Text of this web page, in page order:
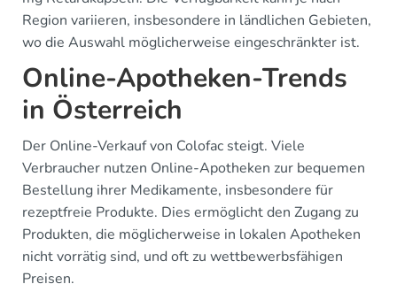
Region variieren, insbesondere in ländlichen Gebieten,
wo die Auswahl möglicherweise eingeschränkter ist.
Online-Apotheken-Trends
in Österreich
Der Online-Verkauf von Colofac steigt. Viele
Verbraucher nutzen Online-Apotheken zur bequemen
Bestellung ihrer Medikamente, insbesondere für
rezeptfreie Produkte. Dies ermöglicht den Zugang zu
Produkten, die möglicherweise in lokalen Apotheken
nicht vorrätig sind, und oft zu wettbewerbsfähigen
Preisen.